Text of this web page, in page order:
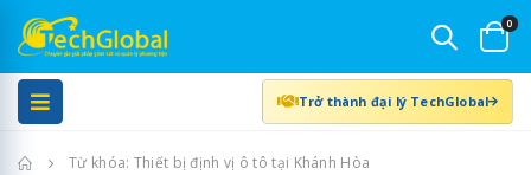
0
Trở thành đại lý TechGlobal
Trang chủTừ khóa: Thiết bị định vị ô tô tại Khánh Hòa